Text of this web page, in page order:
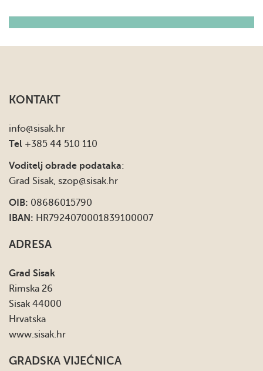
KONTAKT
info@sisak.hr
Tel +385 44 510 110
Voditelj obrade podataka:
Grad Sisak, szop@sisak.hr
OIB: 08686015790
IBAN: HR7924070001839100007
ADRESA
Grad Sisak
Rimska 26
Sisak 44000
Hrvatska
www.sisak.hr
GRADSKA VIJEĆNICA